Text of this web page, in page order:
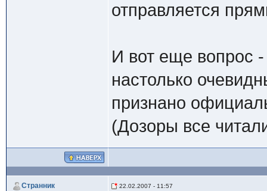
отправляется
И вот еще вопрос
настолько
признано
(Дозоры все
Cтранник 22.02.2007 - 11:57